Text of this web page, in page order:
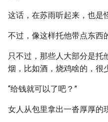
这话，在苏雨听起来，也是
不过，像这样托他带点东西
只不过，那些人大部分是托
烟，比如酒，烧鸡啥的，很
“给钱就可以了吧？”
女人从包里拿出一沓厚厚的